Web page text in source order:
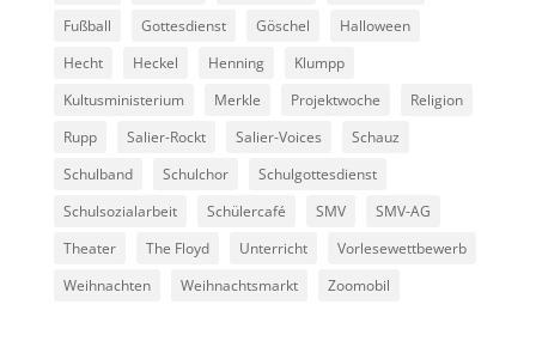
Fußball
Gottesdienst Göschel
Halloween
Hecht
Heckel Henning
Klumpp
Kultusministerium
Merkle Projektwoche
Religion
Rupp
Salier-Rockt Salier-Voices
Schauz
Schulband
Schulchor
Schulgottesdienst
Schulsozialarbeit
Schülercafé SMV
SMV-AG
Theater
The Floyd Unterricht
Vorlesewettbewerb
Weihnachten
Weihnachtsmarkt Zoomobil